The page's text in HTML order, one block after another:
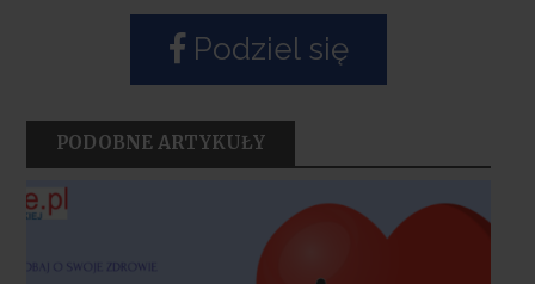
Podziel się
PODOBNE ARTYKUŁY